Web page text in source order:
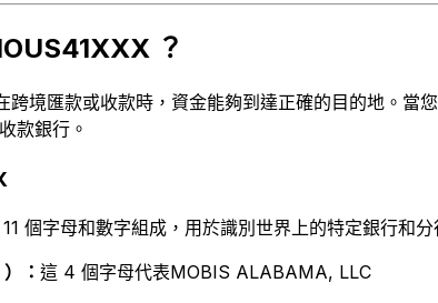
？
跨境匯款或收款時，資金能夠到達正確的目的地。
款銀行。
個字母和數字組成，用於識別世界上的特定銀行和分
： 這 4 個字母代表MOBIS ALABAMA, LLC